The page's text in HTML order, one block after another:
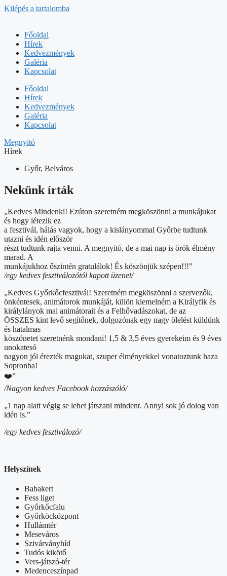
Kilépés a tartalomba
Főoldal
Hírek
Kedvezmények
Galéria
Kapcsolat
Főoldal
Hírek
Kedvezmények
Galéria
Kapcsolat
Megnyitó
Hírek
Győr, Belváros
Nekünk írták
„Kedves Mindenki! Ezúton szeretném megköszönni a munkájukat
és hogy létezik ez
a fesztivál, hálás vagyok, hogy a kislányommal Győrbe tudtunk
utazni és idén először
részt tudtunk rajta venni. A megnyitó, de a mai nap is örök élmény
marad. A
munkájukhoz őszintén gratulálok! És köszönjük szépen!!!”
/egy kedves fesztiválozótól kapott üzenet/
„Kedves Győrkőcfesztivál! Szeretném megköszönni a szervezők,
önkéntesek, animátorok munkáját, külön kiemelném a Királyfik és
királylányok mai animátorait és a Felhővadászokat, de az
ÖSSZES kint levő segítőnek, dolgozónak egy nagy ölelést küldünk
és hatalmas
köszönetet szeretnénk mondani! 1,5 & 3,5 éves gyerekeim és 9 éves
unokatesó
nagyon jól érezték magukat, szuper élményekkel vonatoztunk haza
Sopronba!
❤️”
/Nagyon kedves Facebook hozzászóló/
„1 nap alatt végig se lehet játszani mindent. Annyi sok jó dolog van
idén is.”
/egy kedves fesztiválozó/
Helyszínek
Babakert
Fess liget
Győrkőcfalu
Győrköcközpont
Hullámtér
Meseváros
Szivárványhíd
Tudós kikötő
Vers-játszó-tér
Medenceszínpad